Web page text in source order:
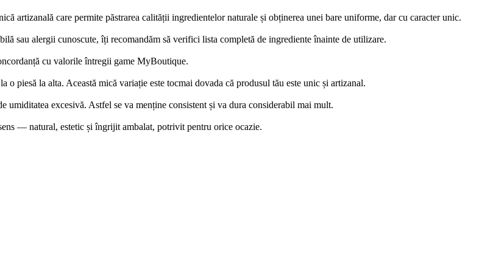
artizanală care permite păstrarea calității ingredientelor naturale și obținerea unei bare uniforme, dar cu caracter unic.
sau alergii cunoscute, îți recomandăm să verifici lista completă de ingrediente înainte de utilizare.
cu valorile întregii game MyBoutique.
piesă la alta. Această mică variație este tocmai dovada că produsul tău este unic și artizanal.
excesivă. Astfel se va menține consistent și va dura considerabil mai mult.
— natural, estetic și îngrijit ambalat, potrivit pentru orice ocazie.